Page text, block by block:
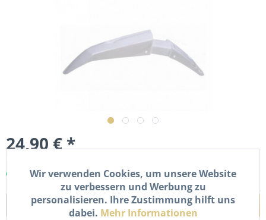
24,90 € *
Sofort versandfertig, Lieferzeit ca. 1-2 Werktage
In denWarenkorb
Wir verwenden Cookies, um unsere Website
zu verbessern und Werbung zu
personalisieren. Ihre Zustimmung hilft uns
dabei. Mehr Informationen